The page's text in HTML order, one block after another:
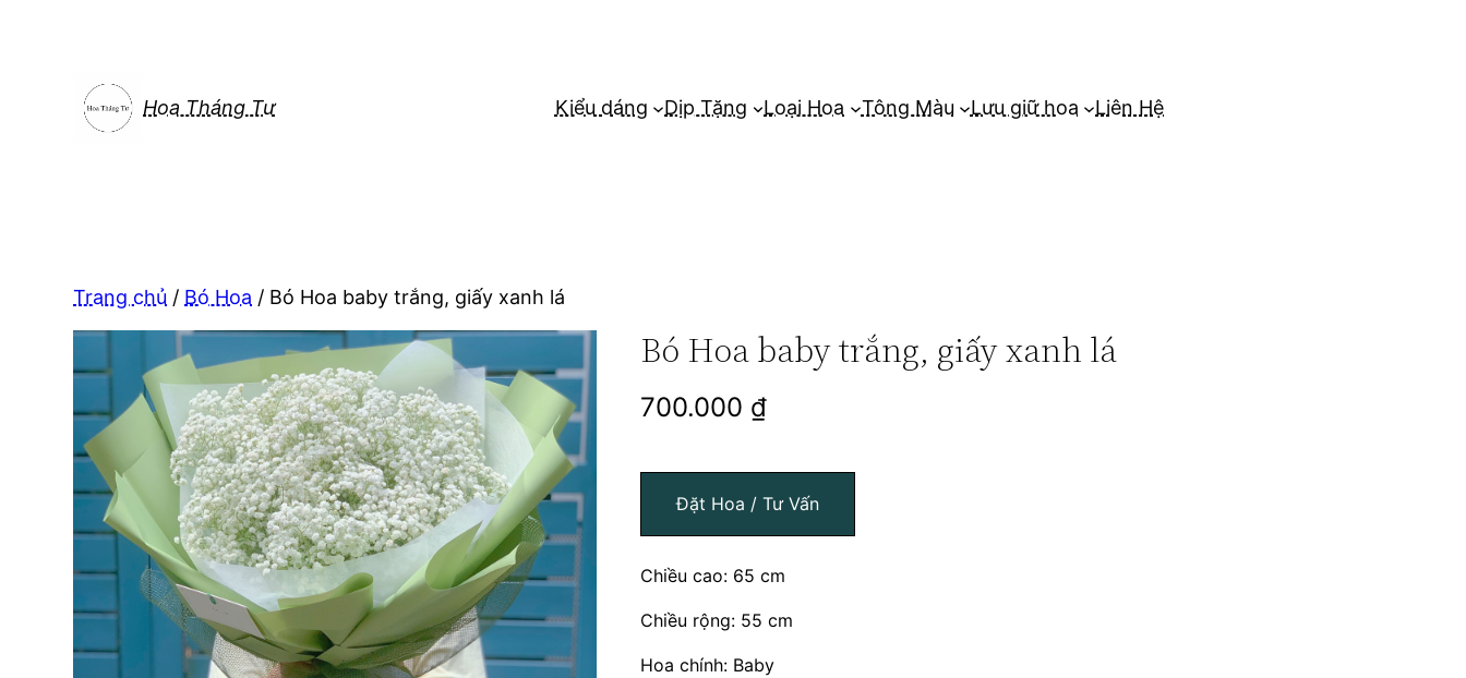
Hoa Tháng Tư Kiểu dáng Dịp Tặng Loại Hoa Tông Màu Lưu giữ hoa Liên Hệ
Trang chủ / Bó Hoa / Bó Hoa baby trắng, giấy xanh lá
Bó Hoa baby trắng, giấy xanh lá
700.000 ₫
Đặt Hoa / Tư Vấn
Chiều cao: 65 cm
Chiều rộng: 55 cm
Hoa chính: Baby